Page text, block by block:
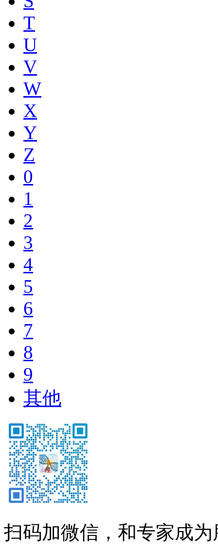
T
U
V
W
X
Y
Z
0
1
2
3
4
5
6
7
8
9
其他
扫码加微信，和专家成为